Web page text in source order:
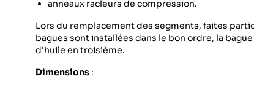
anneaux racleurs de compression.
Lors du remplacement des segments, faites
bagues sont installées dans le bon ordre, la
d'huile en troisième.
Dimensions :